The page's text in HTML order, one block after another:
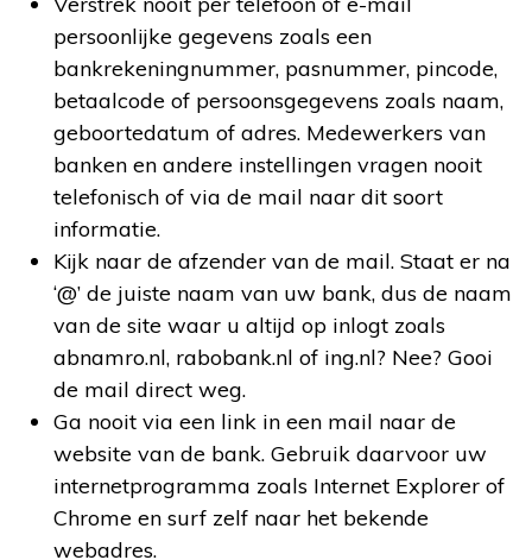
persoonlijke gegevens zoals een
bankrekeningnummer, pasnummer, pincode,
betaalcode of persoonsgegevens zoals naam,
geboortedatum of adres. Medewerkers van
banken en andere instellingen vragen nooit
telefonisch of via de mail naar dit soort
informatie.
Kijk naar de afzender van de mail. Staat er na
‘@’ de juiste naam van uw bank, dus de naam
van de site waar u altijd op inlogt zoals
abnamro.nl, rabobank.nl of ing.nl? Nee? Gooi
de mail direct weg.
Ga nooit via een link in een mail naar de
website van de bank. Gebruik daarvoor uw
internetprogramma zoals Internet Explorer of
Chrome en surf zelf naar het bekende
webadres.